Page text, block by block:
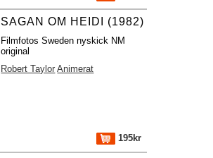
SAGAN OM HEIDI (1982)
Filmfotos Sweden nyskick NM
original
Robert Taylor Animerat
195kr